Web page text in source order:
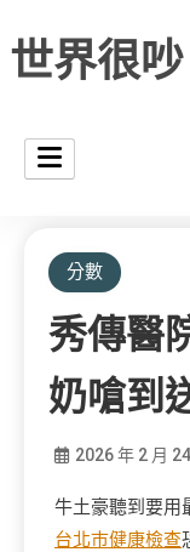
世界很
分數
秀傳醫
奶嗆到
2026 年 2 月
牛土豪聽到要用
台北巿健康檢查